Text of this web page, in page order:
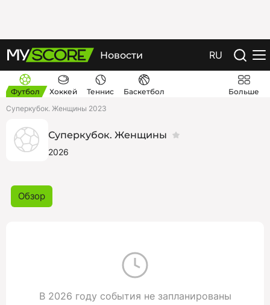
Новости RU
Футбол Хоккей Теннис Баскетбол
Больше
Суперкубок. Женщины 2023
Суперкубок. Женщины
2026
Обзор
В 2026 году события не запланированы